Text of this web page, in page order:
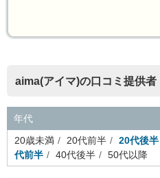
aima(アイマ)の口コミ提供者
年代
20歳未満
20代前半 20代後半
代前半
40代後半 50代以降